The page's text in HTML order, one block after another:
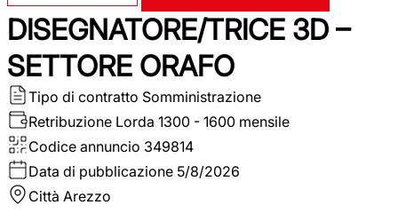
DISEGNATORE/TRICE 3D –
SETTORE ORAFO
Tipo di contratto Somministrazione
Retribuzione Lorda 1300 - 1600 mensile
Codice annuncio 349814
Data di pubblicazione 5/8/2026
Città Arezzo